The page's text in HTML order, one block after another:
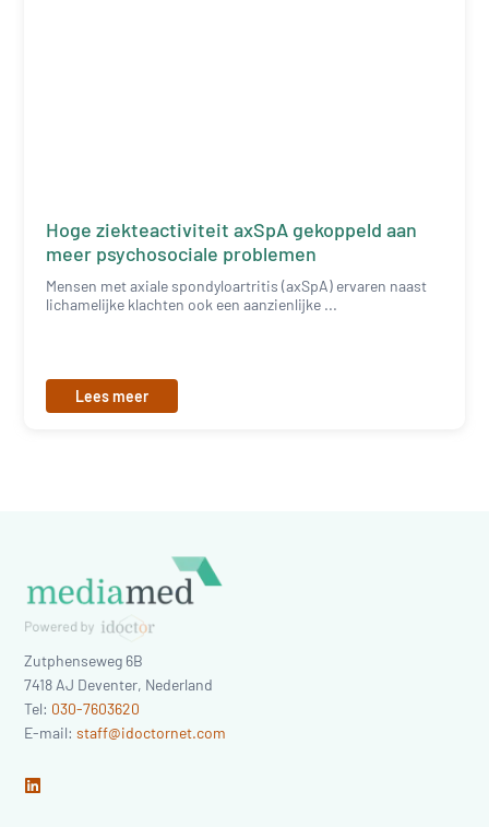
Hoge ziekteactiviteit axSpA gekoppeld aan
meer psychosociale problemen
Mensen met axiale spondyloartritis (axSpA) ervaren naast
lichamelijke klachten ook een aanzienlijke ...
Lees meer
Zutphenseweg 6B
7418 AJ Deventer, Nederland
Tel: 030-7603620
E-mail:staff@idoctornet.com